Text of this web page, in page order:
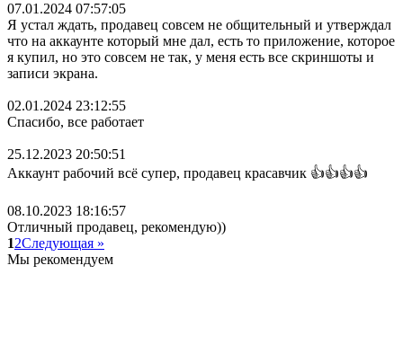
07.01.2024 07:57:05
Я устал ждать, продавец совсем не общительный и утверждал
что на аккаунте который мне дал, есть то приложение, которое
я купил, но это совсем не так, у меня есть все скриншоты и
записи экрана.
02.01.2024 23:12:55
Спасибо, все работает
25.12.2023 20:50:51
Аккаунт рабочий всё супер, продавец красавчик 👍👍👍👍
08.10.2023 18:16:57
Отличный продавец, рекомендую))
12Следующая »
Мы рекомендуем